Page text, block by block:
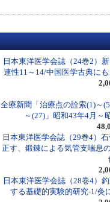
日本東洋医学会誌（24巻2）
連性11～14/中国医学古典に
全療新聞「治療点の詮索(1)～
～(27)」昭和43年4月
日本東洋医学会誌（29巻4）
正す、鍛錬による気管支喘息
日本東洋医学会誌（28巻4）
する基礎的実験的研究-1/灸